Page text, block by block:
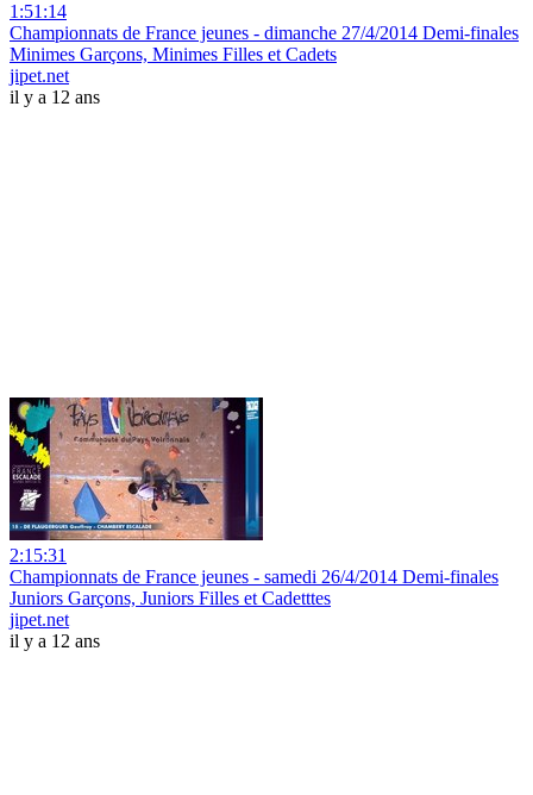
1:51:14
Championnats de France jeunes - dimanche 27/4/2014 Demi-finales
Minimes Garçons, Minimes Filles et Cadets
jipet.net
il y a 12 ans
2:15:31
Championnats de France jeunes - samedi 26/4/2014 Demi-finales
Juniors Garçons, Juniors Filles et Cadetttes
jipet.net
il y a 12 ans